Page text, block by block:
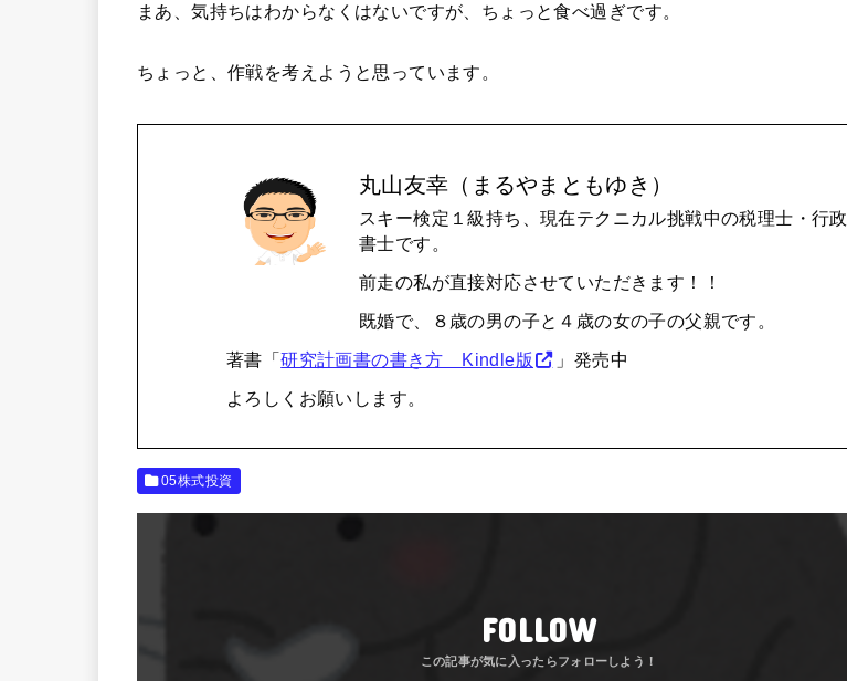
まあ、気持ちはわからなくはないですが、ちょっと食べ過ぎです。
ちょっと、作戦を考えようと思っています。
丸山友幸（まるやまともゆき）
スキー検定１級持ち、現在テクニカル挑戦中の税理士・行政
書士です。
前走の私が直接対応させていただきます！！
既婚で、８歳の男の子と４歳の女の子の父親です。
著書「研究計画書の書き方 Kindle版 」発売中
よろしくお願いします。
05株式投資
FOLLOW